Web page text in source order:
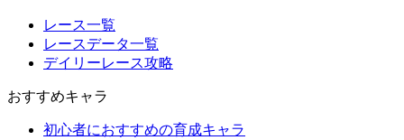
レース一覧
レースデータ一覧
デイリーレース攻略
おすすめキャラ
初心者におすすめの育成キャラ